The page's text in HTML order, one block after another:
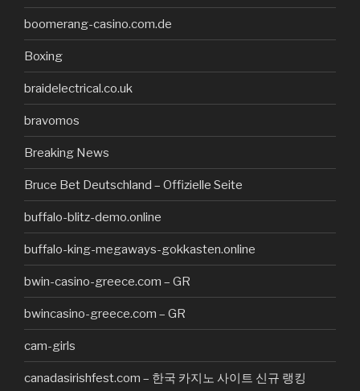
boomerang-casino.com.de
Boxing
braidelectrical.co.uk
bravomos
Breaking News
Bruce Bet Deutschland – Offizielle Seite
buffalo-blitz-demo.online
buffalo-king-megaways-gokkasten.online
bwin-casino-greece.com – GR
bwincasino-greece.com – GR
cam-girls
canadasirishfest.com – 한국 카지노 사이트 신규 랭킹